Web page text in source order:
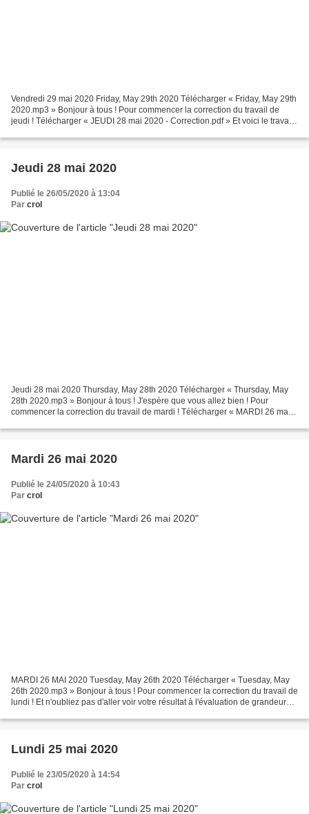
Vendredi 29 mai 2020 Friday, May 29th 2020 Télécharger « Friday, May 29th
2020.mp3 » Bonjour à tous ! Pour commencer la correction du travail de
jeudi ! Télécharger « JEUDI 28 mai 2020 - Correction.pdf » Et voici le travail
Jeudi 28 mai 2020
Publié le 26/05/2020 à 13:04
Par crol
Jeudi 28 mai 2020 Thursday, May 28th 2020 Télécharger « Thursday, May
28th 2020.mp3 » Bonjour à tous ! J'espère que vous allez bien ! Pour
commencer la correction du travail de mardi ! Télécharger « MARDI 26 mai
Mardi 26 mai 2020
Publié le 24/05/2020 à 10:43
Par crol
MARDI 26 MAI 2020 Tuesday, May 26th 2020 Télécharger « Tuesday, May
26th 2020.mp3 » Bonjour à tous ! Pour commencer la correction du travail de
lundi ! Et n'oubliez pas d'aller voir votre résultat à l'évaluation de grandeurs
Lundi 25 mai 2020
Publié le 23/05/2020 à 14:54
Par crol